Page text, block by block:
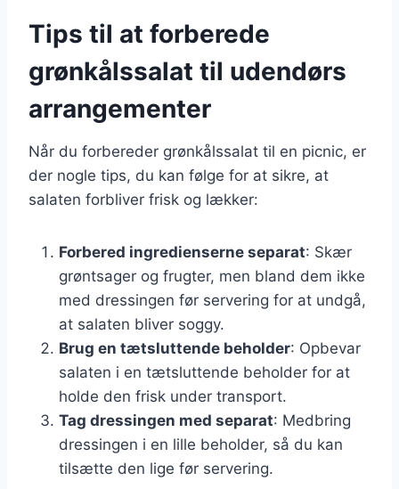
Tips til at forberede
grønkålssalat til udendørs
arrangementer
Når du forbereder grønkålssalat til en picnic, er
der nogle tips, du kan følge for at sikre, at
salaten forbliver frisk og lækker:
Forbered ingredienserne separat: Skær
grøntsager og frugter, men bland dem ikke
med dressingen før servering for at undgå,
at salaten bliver soggy.
Brug en tætsluttende beholder: Opbevar
salaten i en tætsluttende beholder for at
holde den frisk under transport.
Tag dressingen med separat: Medbring
dressingen i en lille beholder, så du kan
tilsætte den lige før servering.